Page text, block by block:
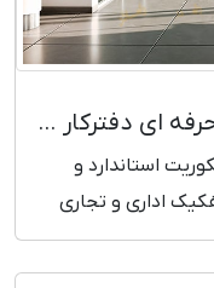
پارتیشن شیشه ای؛ 1000 طرح حرفه ای دفترکار (تحویل یک روزه)
استاندارد و
اداری و تجاری
دقیق، نصب سریع و
سفارش.